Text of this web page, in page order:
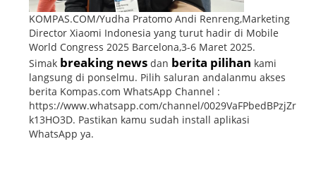
KOMPAS.COM/Yudha Pratomo Andi Renreng,Marketing
Director Xiaomi Indonesia yang turut hadir di Mobile
World Congress 2025 Barcelona,3-6 Maret 2025.
Simak breaking news dan berita pilihan kami
langsung di ponselmu. Pilih saluran andalanmu akses
berita Kompas.com WhatsApp Channel :
https://www.whatsapp.com/channel/0029VaFPbedBPzjZr
k13HO3D. Pastikan kamu sudah install aplikasi
WhatsApp ya.